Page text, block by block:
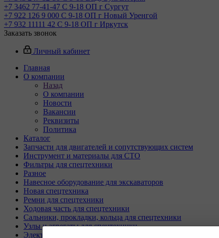
+7 3462 77-41-47 С 9-18 ОП г Сургут
+7 922 126 9 000 С 9-18 ОП г Новый Уренгой
+7 932 11111 42 С 9-18 ОП г Иркутск
Заказать звонок
Личный кабинет
Главная
О компании
Назад
О компании
Новости
Вакансии
Реквизиты
Политика
Каталог
Запчасти для двигателей и сопутствующих систем
Инструмент и материалы для СТО
Фильтры для спецтехники
Разное
Навесное оборудование для экскаваторов
Новая спецтехника
Ремни для спецтехники
Ходовая часть для спецтехники
Сальники, прокладки, кольца для спецтехники
Узлы и агрегаты для спецтехники
Электрическая система